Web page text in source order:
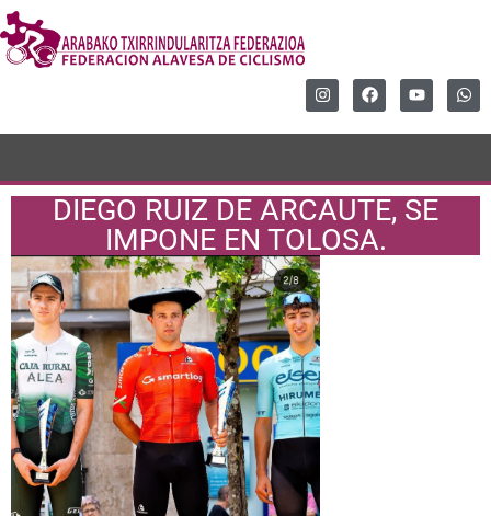
DIEGO RUIZ DE ARCAUTE, SE
IMPONE EN TOLOSA.